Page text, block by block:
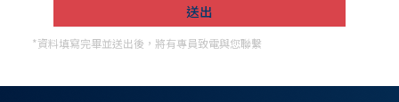
*資料填寫完畢並送出後，將有專員致電與您聯繫